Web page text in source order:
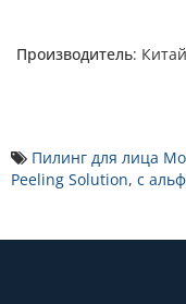
Производитель:
Пилинг для лица
Peeling Solution, с